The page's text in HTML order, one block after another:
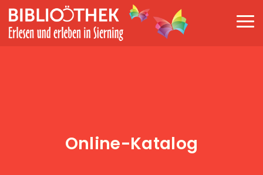
Direkt zum Inhalt
Online-Katalog